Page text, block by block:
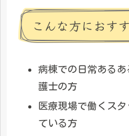
こんな方におす
病棟での日常ある
護士の方
医療現場で働くス
ている方